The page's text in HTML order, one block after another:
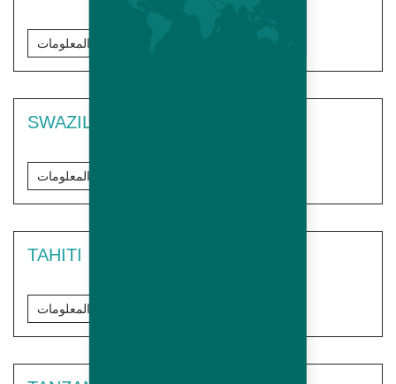
مزيد من المعلومات
SWAZILAND
مزيد من المعلومات
TAHITI
مزيد من المعلومات